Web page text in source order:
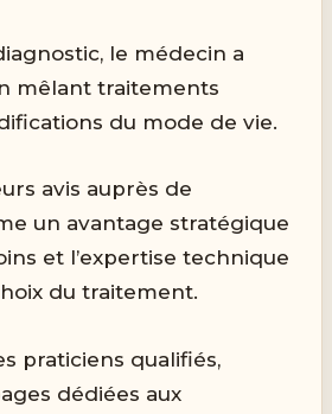
le médecin a
mêlant traitements
du mode de vie.
avis auprès de
un avantage stratégique
et l’expertise technique
du traitement.
praticiens qualifiés,
dédiées aux